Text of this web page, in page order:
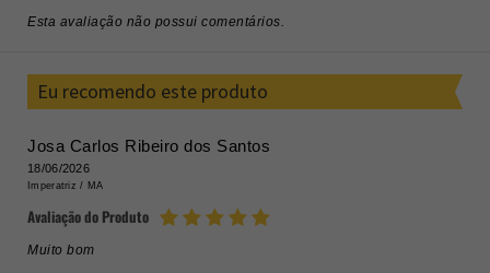
Esta avaliação não possui comentários.
Eu recomendo este produto
Josa Carlos Ribeiro dos Santos
18/06/2026
Imperatriz / MA
Avaliação do Produto
Muito bom